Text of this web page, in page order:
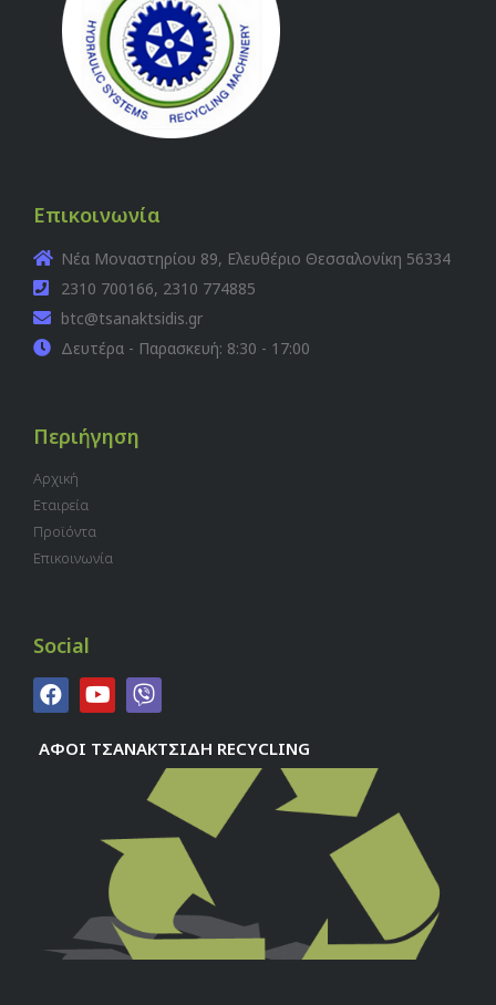
Επικοινωνία
Νέα Μοναστηρίου 89, Ελευθέριο Θεσσαλονίκη 56334
2310 700166, 2310 774885
btc@tsanaktsidis.gr
Δευτέρα - Παρασκευή: 8:30 - 17:00
Περιήγηση
Αρχική
Εταιρεία
Προϊόντα
Επικοινωνία
Social
ΑΦΟΙ ΤΣΑΝΑΚΤΣΙΔΗ RECYCLING